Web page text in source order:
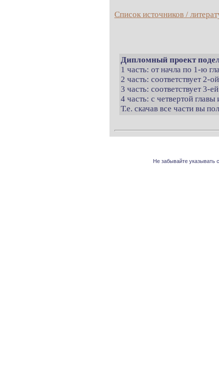
Список источников /
Дипломный проект
1 часть: от начла по 1-ю
2 часть: соответствует 2-
3 часть: соответствует 3-
4 часть: с четвертой
Т.е. скачав все части вы
Не забывайте указывать